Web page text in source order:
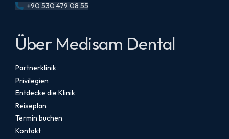
+90 530 479 08 55
Über Medisam Dental
Partnerklinik
Privilegien
Entdecke die Klinik
Reiseplan
Termin buchen
Kontakt